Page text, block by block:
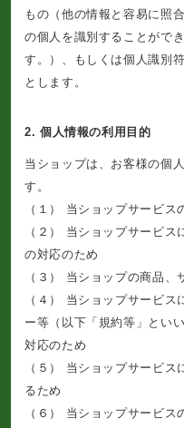
もの（他の情報と容易に照
の個人を識別することがで
す。）、もしくは個人識別
とします。
2. 個人情報の利用目的
当ショップは、お客様の個
す。
（１） 当ショップサービス
（２） 当ショップサービ
の対応のため
（３） 当ショップの商品
（４） 当ショップサービ
ー等（以下「規約等」とい
対応のため
（５） 当ショップサービ
るため
（６） 当ショップサービ